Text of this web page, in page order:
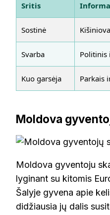
Sritis
Sostinė
Svarba Politinis
Kuo garsėja Parkais
Moldova
Moldova gyventoju
lyginant su kitomis
Šalyje gyvena apie
didžiausia jų dalis